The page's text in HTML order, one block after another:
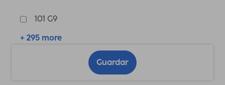
101 G9
+ 295 more
Guardar